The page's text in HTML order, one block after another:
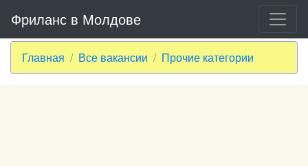
Фриланс в Молдове
Главная Все вакансии Прочие категории